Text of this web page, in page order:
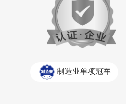
制造业单项冠军